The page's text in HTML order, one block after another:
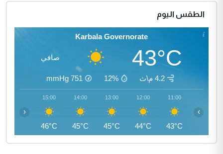
الطقس اليوم
Karbala Governorate
43°C صافي
4.2 م\ث 12%
751
mmHg
11:00
43°C
12:00
44°C
13:00
45°C
14:00
45°C
15:00
46°C
‹ ›